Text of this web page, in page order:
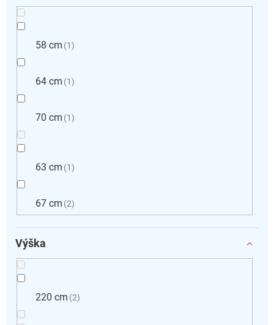
58 cm 1
64 cm 1
70 cm 1
63 cm 1
67 cm 2
Výška
220 cm 2